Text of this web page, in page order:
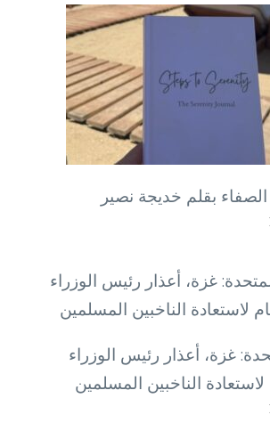
بقلم خديجة نصير
غزة، أعذار رئيس الوزراء
لاستعادة الناخبين المسلمين